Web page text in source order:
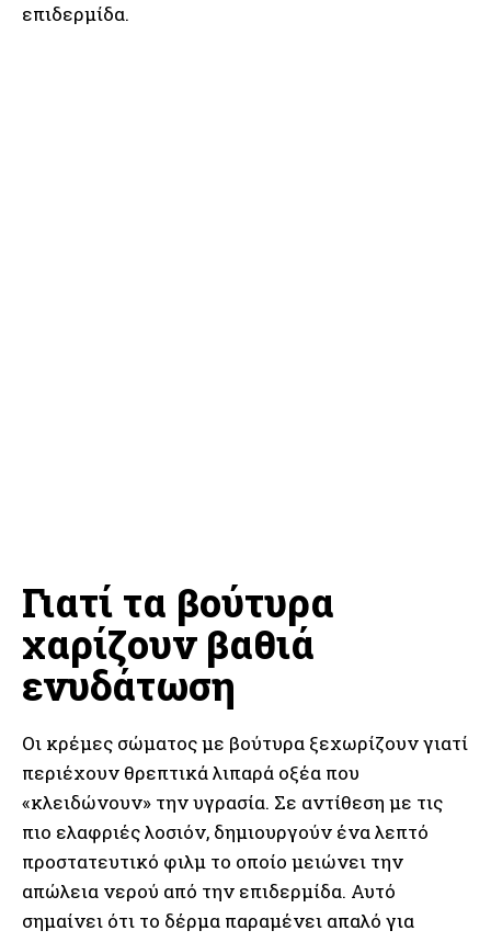
επιδερμίδα.
Γιατί τα βούτυρα
χαρίζουν βαθιά
ενυδάτωση
Οι κρέμες σώματος με βούτυρα ξεχωρίζουν γιατί
περιέχουν θρεπτικά λιπαρά οξέα που
«κλειδώνουν» την υγρασία. Σε αντίθεση με τις
πιο ελαφριές λοσιόν, δημιουργούν ένα λεπτό
προστατευτικό φιλμ το οποίο μειώνει την
απώλεια νερού από την επιδερμίδα. Αυτό
σημαίνει ότι το δέρμα παραμένει απαλό για